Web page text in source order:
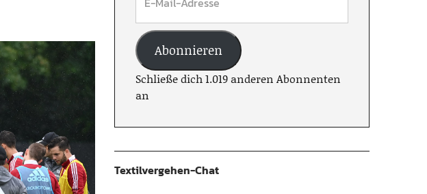
Abonnieren
Schließe dich 1.019 anderen Abonnenten
an
Textilvergehen-Chat